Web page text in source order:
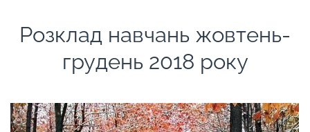
Розклад навчань жовтень-
грудень 2018 року